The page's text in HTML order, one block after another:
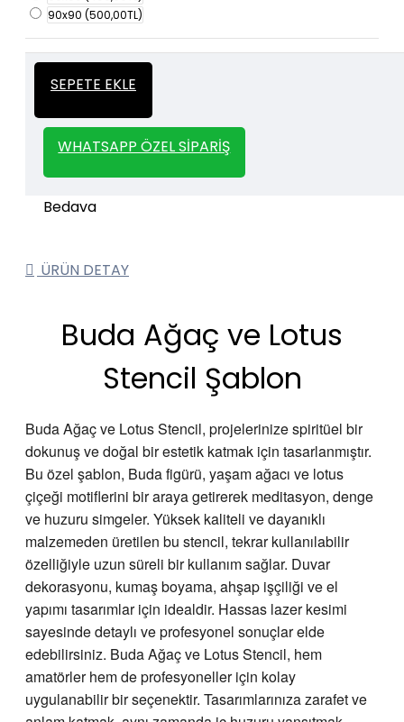
90x90 (500,00TL)
SEPETE EKLE
WHATSAPP ÖZEL SIPARIŞ
Kalın
İtalyan Sıva ve Dekorasyon amaçlı
kullanılan kalın stencil siparişleriniz için
geçebilirsiniz.
ÜRÜN DETAY
Buda Ağaç ve Lotus
Stencil Şablon
Buda Ağaç ve Lotus Stencil, projelerinize spiritüel bir
dokunuş ve doğal bir estetik katmak için tasarlanmıştır.
Bu özel şablon, Buda figürü, yaşam ağacı ve lotus
çiçeği motiflerini bir araya getirerek meditasyon, denge
ve huzuru simgeler. Yüksek kaliteli ve dayanıklı
malzemeden üretilen bu stencil, tekrar kullanılabilir
özelliğiyle uzun süreli bir kullanım sağlar. Duvar
dekorasyonu, kumaş boyama, ahşap işçiliği ve el
yapımı tasarımlar için idealdir. Hassas lazer kesimi
sayesinde detaylı ve profesyonel sonuçlar elde
edebilirsiniz. Buda Ağaç ve Lotus Stencil, hem
amatörler hem de profesyoneller için kolay
uygulanabilir bir seçenektir. Tasarımlarınıza zarafet ve